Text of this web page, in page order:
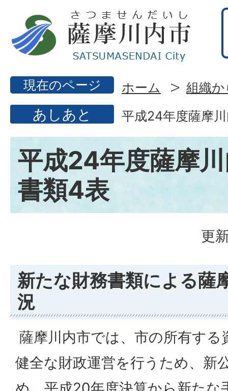
現在のページ ホーム 組織
あしあと 平成24年度薩摩
平成24年度薩摩
書類4表
更
新たな財務書類による薩
況
薩摩川内市では、市の所有する
健全な財政運営を行うため、新